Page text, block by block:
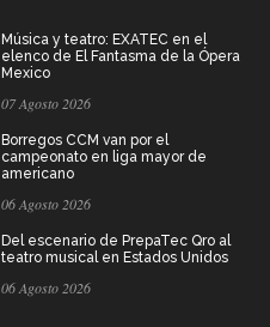
Música y teatro: EXATEC en el
elenco de El Fantasma de la Ópera
Mexico
07 Agosto 2026
Borregos CCM van por el
campeonato en liga mayor de
americano
06 Agosto 2026
Del escenario de PrepaTec Qro al
teatro musical en Estados Unidos
06 Agosto 2026